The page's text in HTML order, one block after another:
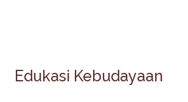
Edukasi Kebudayaan